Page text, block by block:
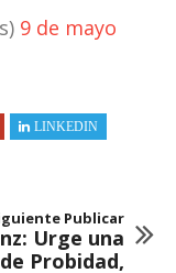
9 de mayo
LINKEDIN
Publicar
Urge una
Probidad,